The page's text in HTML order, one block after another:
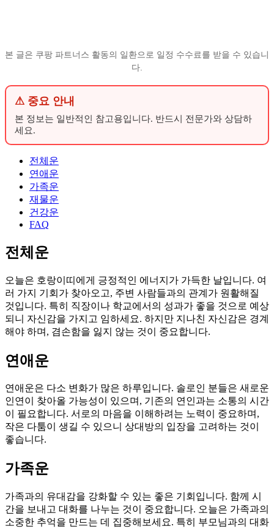
본 글은 쿠팡 파트너스 활동의 일환으로 일정 수수료를 받을 수 있습니
다.
⚠ 중요 안내
본 정보는 일반적인 참고용입니다. 반드시 전문가와 상담하
세요.
전체운
연애운
가족운
재물운
건강운
FAQ
전체운
오늘은 호랑이띠에게 긍정적인 에너지가 가득한 날입니다. 여
러 가지 기회가 찾아오고, 주변 사람들과의 관계가 원활해질
것입니다. 특히 직장이나 학교에서의 성과가 좋을 것으로 예상
되니 자신감을 가지고 임하세요. 하지만 지나친 자신감은 경계
해야 하며, 겸손함을 잃지 않는 것이 중요합니다.
연애운
연애운은 다소 변화가 많은 하루입니다. 솔로인 분들은 새로운
인연이 찾아올 가능성이 있으며, 기존의 연인과는 소통의 시간
이 필요합니다. 서로의 마음을 이해하려는 노력이 중요하며,
작은 다툼이 생길 수 있으니 상대방의 입장을 고려하는 것이
좋습니다.
가족운
가족과의 유대감을 강화할 수 있는 좋은 기회입니다. 함께 시
간을 보내고 대화를 나누는 것이 중요합니다. 오늘은 가족과의
소중한 추억을 만드는 데 집중해보세요. 특히 부모님과의 대화